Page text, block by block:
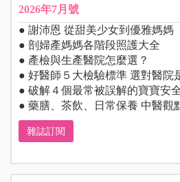
2026年7月號
● 謝沛恩 從甜美少女到優雅媽媽
● 剖婦產媽媽各階段照護大全
● 產檢與生產醫院怎麼選？
● 好醫師５大檢驗標準 選對醫院
● 破解４個最常被誤解的寶寶安
● 藥膳、茶飲、日常保養 中醫觀
雜誌訂閱